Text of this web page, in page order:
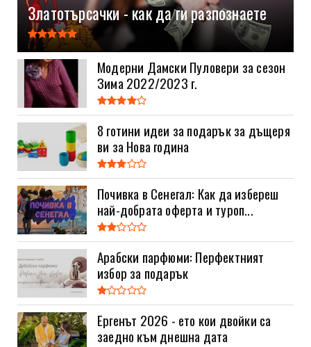
Златотърсачки - как да ги разпознаете
Модерни Дамски Пуловери за сезон
Зима 2022/2023 г.
8 готини идеи за подарък за дъщеря
ви за Нова година
Почивка в Сенегал: Как да избереш
най-добрата оферта и туроп...
Арабски парфюми: Перфектният
избор за подарък
Ергенът 2026 - ето кои двойки са
заедно към днешна дата